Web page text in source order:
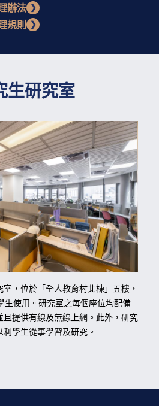
辦法 ❯
規則 ❯
生研究室
，位於「全人教育村北棟」五樓，
生使用。研究室之每個座位均配備
提供有線及無線上網。此外，研究
學生從事學習及研究。